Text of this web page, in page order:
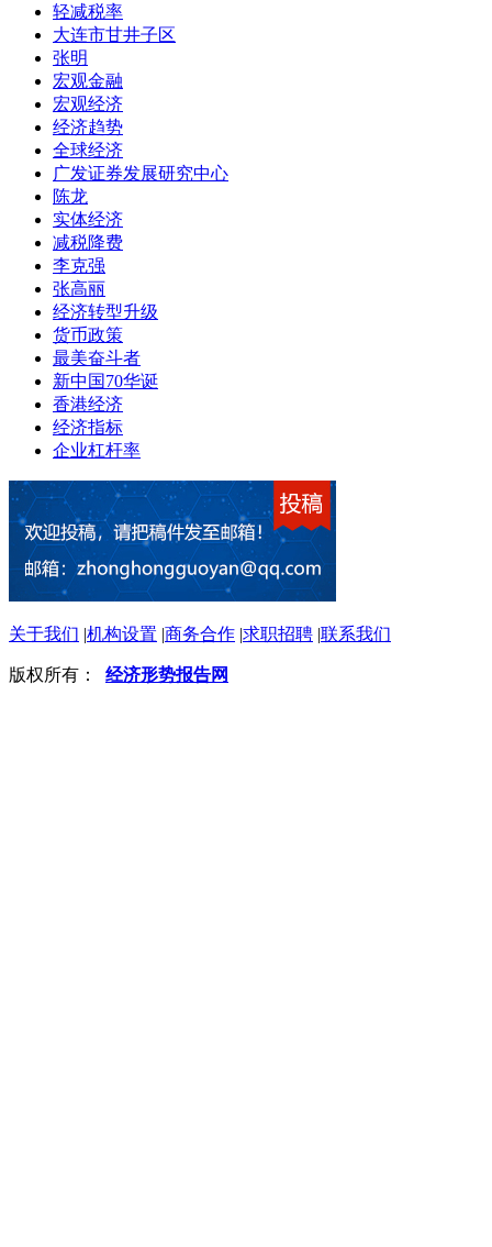
轻减税率
大连市甘井子区
张明
宏观金融
宏观经济
经济趋势
全球经济
广发证券发展研究中心
陈龙
实体经济
减税降费
李克强
张高丽
经济转型升级
货币政策
最美奋斗者
新中国70华诞
香港经济
经济指标
企业杠杆率
关于我们 |机构设置 |商务合作 |求职招聘 |联系我们
版权所有： 经济形势报告网